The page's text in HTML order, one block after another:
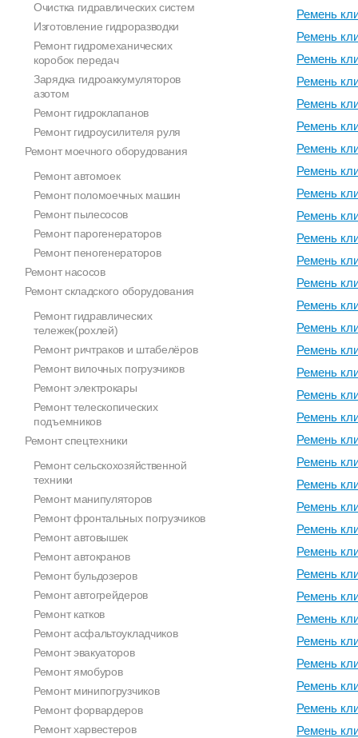
Ремень
Ремень
Ремень
Ремень
Ремень
Ремень
Ремень
Ремень
Ремень
Ремень
Ремень
Ремень
Ремень
Ремень
Ремень
Ремень
Ремень
Ремень
Ремень
Ремень
Ремень
Ремень
Ремень
Ремень
Ремень
Ремень
Ремень
Ремень
Ремень
Ремень
Ремень
Ремень
Ремень
Очистка гидравлических систем
Изготовление гидроразводки
Ремонт гидромеханических
коробок передач
Зарядка гидроаккумуляторов
азотом
Ремонт гидроклапанов
Ремонт гидроусилителя руля
Ремонт моечного оборудования
Ремонт автомоек
Ремонт поломоечных машин
Ремонт пылесосов
Ремонт парогенераторов
Ремонт пеногенераторов
Ремонт насосов
Ремонт складского оборудования
Ремонт гидравлических
тележек(рохлей)
Ремонт ричтраков и штабелёров
Ремонт вилочных погрузчиков
Ремонт электрокары
Ремонт телескопических
подъемников
Ремонт спецтехники
Ремонт сельскохозяйственной
техники
Ремонт манипуляторов
Ремонт фронтальных погрузчиков
Ремонт автовышек
Ремонт автокранов
Ремонт бульдозеров
Ремонт автогрейдеров
Ремонт катков
Ремонт асфальтоукладчиков
Ремонт эвакуаторов
Ремонт ямобуров
Ремонт минипогрузчиков
Ремонт форвардеров
Ремонт харвестеров